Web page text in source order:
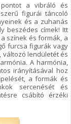
a vibráló és
figurái táncoló
és a zuhanás
beszédes címek! Itt
színek és formák, a
furcsa figurák vagy
változó lendületét és
A harmónia,
irányításával hoz
a formák és
sercenését és
csábító érzéki